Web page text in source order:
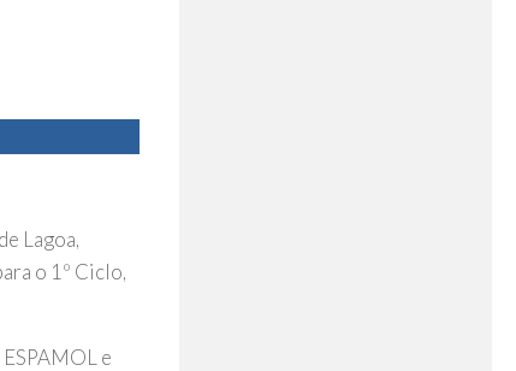
Lagoa,
o 1º Ciclo,
e